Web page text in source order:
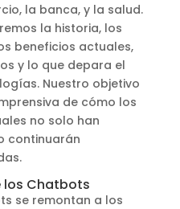
la banca, y la salud.
la historia, los
beneficios actuales,
y lo que depara el
Nuestro objetivo
de cómo los
no solo han
continuarán
los Chatbots
se remontan a los